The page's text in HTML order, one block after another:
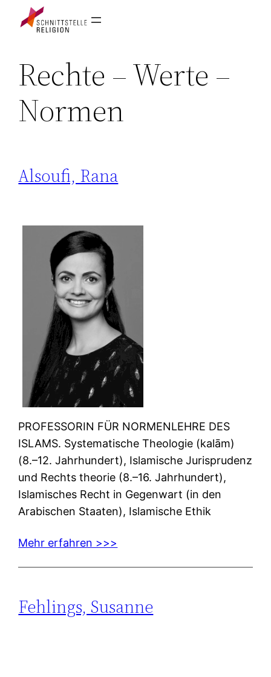
Rechte – Werte –
Normen
Alsoufi, Rana
PROFESSORIN FÜR NORMENLEHRE DES
ISLAMS. Systematische Theologie (kalām)
(8.–12. Jahrhundert), Islamische Jurisprudenz
und Rechts theorie (8.–16. Jahrhundert),
Islamisches Recht in Gegenwart (in den
Arabischen Staaten), Islamische Ethik
Mehr erfahren >>>
Fehlings, Susanne